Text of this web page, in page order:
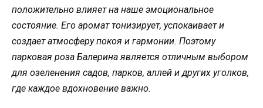
положительно влияет на наше эмоциональное
состояние. Его аромат тонизирует, успокаивает и
создает атмосферу покоя и гармонии. Поэтому
парковая роза Балерина является отличным выбором
для озеленения садов, парков, аллей и других уголков,
где каждое вдохновение важно.